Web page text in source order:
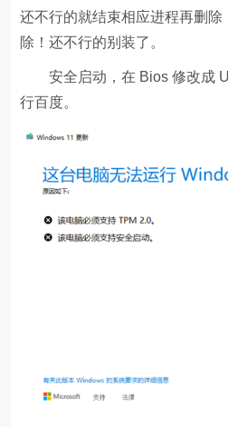
还不行的就结束相应进程再删除
除！还不行的别装了。
安全启动，在 Bios 修改成
行百度。